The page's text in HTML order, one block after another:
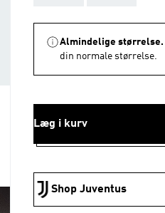
Almindelige størrelse.
din normale størrelse.
Læg i kurv
Shop Juventus